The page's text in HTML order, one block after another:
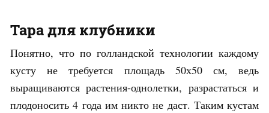
Тара для клубники
Понятно, что по голландской технологии каждому
кусту не требуется площадь 50х50 см, ведь
выращиваются растения-однолетки, разрастаться и
плодоносить 4 года им никто не даст. Таким кустам